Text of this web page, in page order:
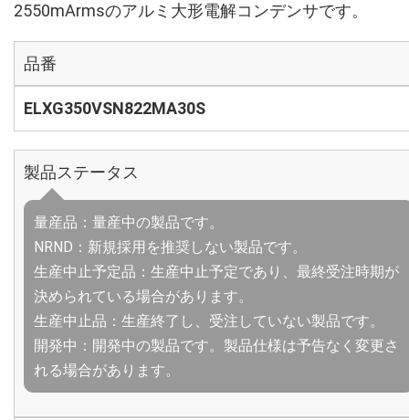
2550mArmsのアルミ大形電解コンデンサです。
品番
ELXG350VSN822MA30S
製品ステータス
量産品：量産中の製品です。
NRND：新規採用を推奨しない製品です。
生産中止予定品：生産中止予定であり、最終受注時期が
決められている場合があります。
生産中止品：生産終了し、受注していない製品です。
開発中：開発中の製品です。製品仕様は予告なく変更さ
れる場合があります。